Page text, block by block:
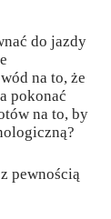
do jazdy
na to, że
pokonać
na to, by
pewnością